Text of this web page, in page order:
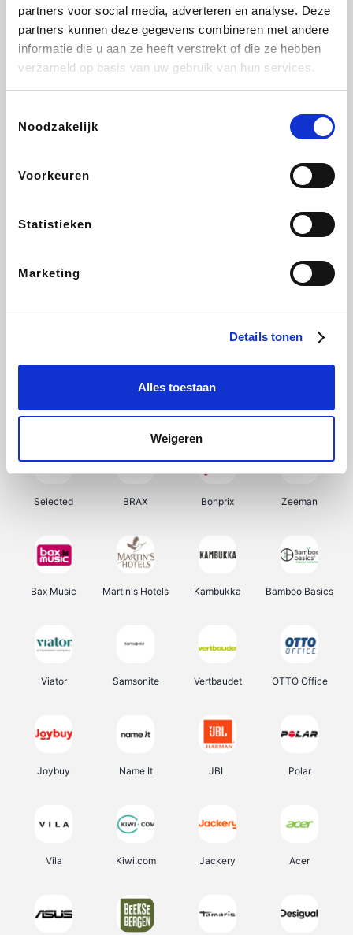
partners voor social media, adverteren en analyse. Deze
partners kunnen deze gegevens combineren met andere
informatie die u aan ze heeft verstrekt of die ze hebben
verzameld op basis van uw gebruik van hun services.
Noodzakelijk
Voorkeuren
Statistieken
Marketing
Details tonen
Alles toestaan
Weigeren
Weekendesk Sarenza Schiesser Interhome
Lufthansa
CheapTickets.be DeubaXXL
Samsung My Jewellery Delonghi Tennis Point
Selected BRAX Bonprix Zeeman
Bax Music Martin's Hotels Kambukka Bamboo Basics
Viator Samsonite Vertbaudet OTTO Office
Joybuy Name It JBL Polar
Vila Kiwi.com Jackery Acer